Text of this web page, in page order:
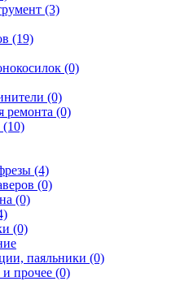
(3)
(19)
(0)
(0)
ремонта (0)
(4)
(0)
(0)
(0)
паяльники (0)
прочее (0)